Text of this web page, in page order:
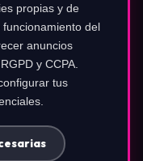
propias y de
del
anuncios
y CCPA.
tus